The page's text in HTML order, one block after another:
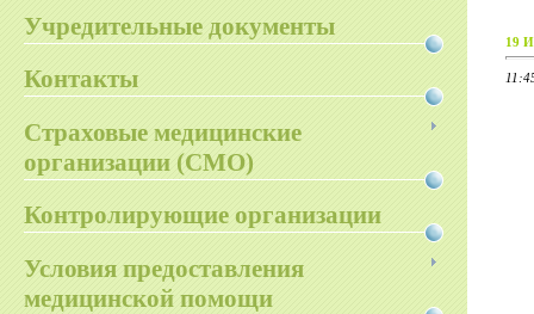
Учредительные документы
Контакты
Страховые медицинские
организации (СМО)
Контролирующие организации
Условия предоставления
медицинской помощи
19